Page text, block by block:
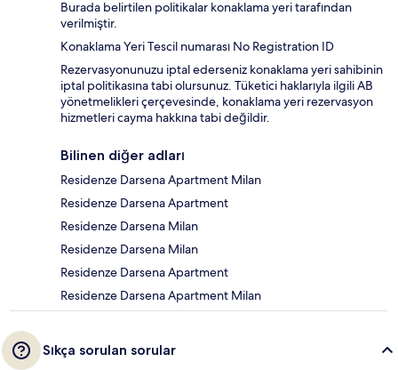
Burada belirtilen politikalar konaklama yeri tarafından
verilmiştir.
Konaklama Yeri Tescil numarası No Registration ID
Rezervasyonunuzu iptal ederseniz konaklama yeri sahibinin
iptal politikasına tabi olursunuz. Tüketici haklarıyla ilgili AB
yönetmelikleri çerçevesinde, konaklama yeri rezervasyon
hizmetleri cayma hakkına tabi değildir.
Bilinen diğer adları
Residenze Darsena Apartment Milan
Residenze Darsena Apartment
Residenze Darsena Milan
Residenze Darsena Milan
Residenze Darsena Apartment
Residenze Darsena Apartment Milan
Sıkça sorulan sorular